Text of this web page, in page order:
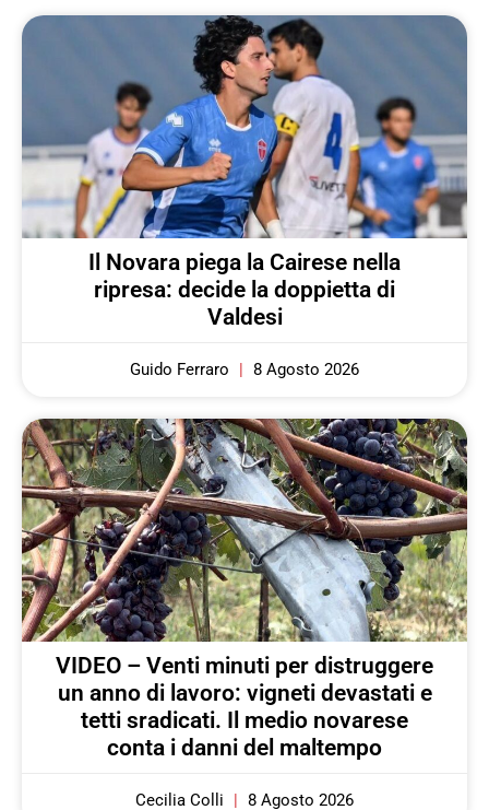
Il Novara piega la Cairese nella
ripresa: decide la doppietta di
Valdesi
Guido Ferraro 8 Agosto 2026
VIDEO – Venti minuti per distruggere
un anno di lavoro: vigneti devastati e
tetti sradicati. Il medio novarese
conta i danni del maltempo
Cecilia Colli 8 Agosto 2026